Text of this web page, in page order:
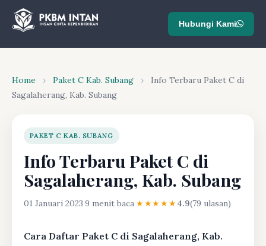
Hubungi Kami
Home › Paket C Kab. Subang ›
Info Terbaru Paket C di
Sagalaherang, Kab. Subang
PAKET C KAB. SUBANG
Info Terbaru Paket C di
Sagalaherang, Kab. Subang
01 Januari 2023·9 menit baca·★★★★★4.9(79 ulasan)
Cara Daftar Paket C di Sagalaherang, Kab.